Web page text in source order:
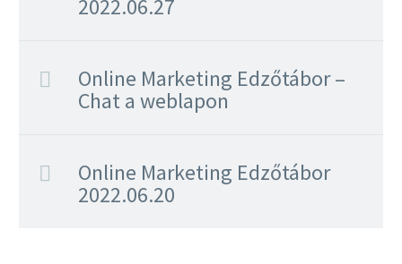
2022.06.27
Online Marketing Edzőtábor –
Chat a weblapon
Online Marketing Edzőtábor
2022.06.20